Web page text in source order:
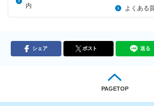
内
よくある
シェア ポスト 送る
PAGETOP